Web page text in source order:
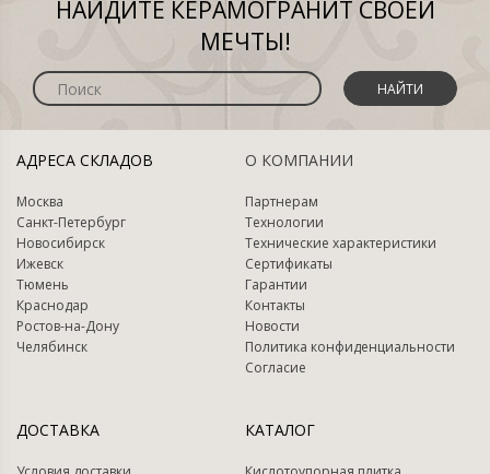
НАЙДИТЕ КЕРАМОГРАНИТ СВОЕЙ
МЕЧТЫ!
НАЙТИ
АДРЕСА СКЛАДОВ
Москва
Санкт-Петербург
Новосибирск
Ижевск
Тюмень
Краснодар
Ростов-на-Дону
Челябинск
О КОМПАНИИ
Партнерам
Технологии
Технические характеристики
Сертификаты
Гарантии
Контакты
Новости
Политика конфиденциальности
Согласие
ДОСТАВКА КАТАЛОГ